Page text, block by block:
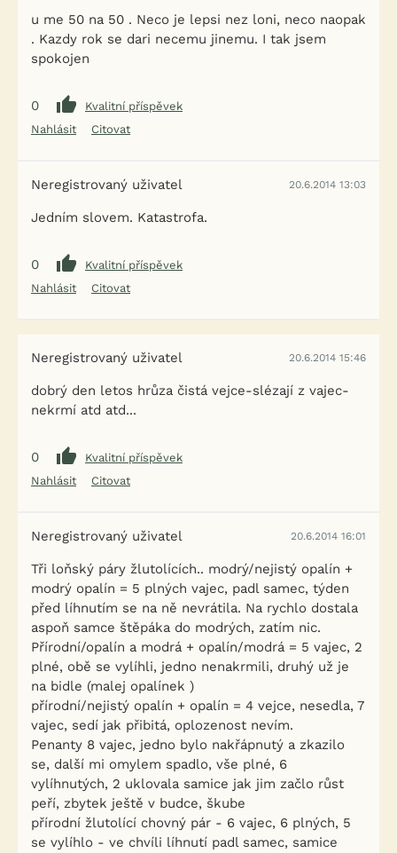
u me 50 na 50 . Neco je lepsi nez loni, neco naopak
. Kazdy rok se dari necemu jinemu. I tak jsem
spokojen
0
Kvalitní příspěvek
Nahlásit
Citovat
Neregistrovaný uživatel 20.6.2014 13:03
Jedním slovem. Katastrofa.
0
Kvalitní příspěvek
Nahlásit
Citovat
Neregistrovaný uživatel 20.6.2014 15:46
dobrý den letos hrůza čistá vejce-slézají z vajec-
nekrmí atd atd...
0
Kvalitní příspěvek
Nahlásit
Citovat
Neregistrovaný uživatel 20.6.2014 16:01
Tři loňský páry žlutolících.. modrý/nejistý opalín +
modrý opalín = 5 plných vajec, padl samec, týden
před líhnutím se na ně nevrátila. Na rychlo dostala
aspoň samce štěpáka do modrých, zatím nic.
Přírodní/opalín a modrá + opalín/modrá = 5 vajec, 2
plné, obě se vylíhli, jedno nenakrmili, druhý už je
na bidle (malej opalínek )
přírodní/nejistý opalín + opalín = 4 vejce, nesedla, 7
vajec, sedí jak přibitá, oplozenost nevím.
Penanty 8 vajec, jedno bylo nakřápnutý a zkazilo
se, další mi omylem spadlo, vše plné, 6
vylíhnutých, 2 uklovala samice jak jim začlo růst
peří, zbytek ještě v budce, škube
přírodní žlutolící chovný pár - 6 vajec, 6 plných, 5
se vylíhlo - ve chvíli líhnutí padl samec, samice